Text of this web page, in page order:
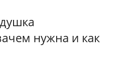
нужна и как